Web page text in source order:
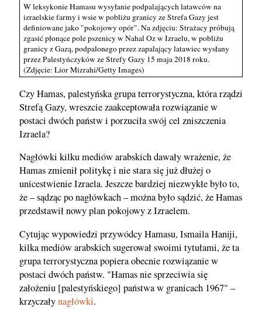
W leksykonie Hamasu wysyłanie podpalających latawców na
izraelskie farmy i wsie w pobliżu granicy ze Strefa Gazy jest
definiowane jako "pokojowy opór". Na zdjęciu: Strażacy próbują
zgasić płonące pole pszenicy w Nahal Oz w Izraelu, w pobliżu
granicy z Gazą, podpalonego przez zapalający latawiec wysłany
przez Palestyńczyków ze Strefy Gazy 15 maja 2018 roku.
(Zdjęcie: Lior Mizrahi/Getty Images)
Czy Hamas, palestyńska grupa terrorystyczna, która rządzi
Strefą Gazy, wreszcie zaakceptowała rozwiązanie w
postaci dwóch państw i porzuciła swój cel zniszczenia
Izraela?
Nagłówki kilku mediów arabskich dawały wrażenie, że
Hamas zmienił politykę i nie stara się już dłużej o
unicestwienie Izraela. Jeszcze bardziej niezwykłe było to,
że – sądząc po nagłówkach – można było sądzić, że Hamas
przedstawił nowy plan pokojowy z Izraelem.
Cytując wypowiedzi przywódcy Hamasu, Ismaila Haniji,
kilka mediów arabskich sugerował swoimi tytułami, że ta
grupa terrorystyczna popiera obecnie rozwiązanie w
postaci dwóch państw. "Hamas nie sprzeciwia się
założeniu [palestyńskiego] państwa w granicach 1967" –
krzyczałynagłówki.